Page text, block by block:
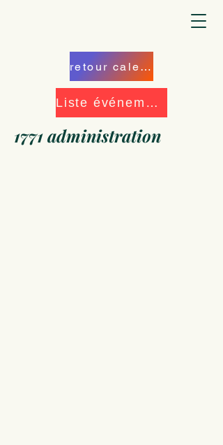
retour calendrier
Liste événements
1771 administration